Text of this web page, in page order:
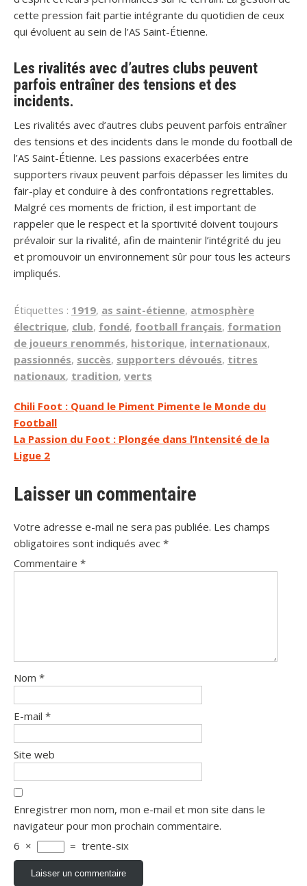
cette pression fait partie intégrante du quotidien de ceux
qui évoluent au sein de l’AS Saint-Étienne.
Les rivalités avec d’autres clubs peuvent
parfois entraîner des tensions et des
incidents.
Les rivalités avec d’autres clubs peuvent parfois entraîner
des tensions et des incidents dans le monde du football de
l’AS Saint-Étienne. Les passions exacerbées entre
supporters rivaux peuvent parfois dépasser les limites du
fair-play et conduire à des confrontations regrettables.
Malgré ces moments de friction, il est important de
rappeler que le respect et la sportivité doivent toujours
prévaloir sur la rivalité, afin de maintenir l’intégrité du jeu
et promouvoir un environnement sûr pour tous les acteurs
impliqués.
Étiquettes : 1919, as saint-étienne, atmosphère
électrique, club, fondé, football français, formation
de joueurs renommés, historique, internationaux,
passionnés, succès, supporters dévoués, titres
nationaux, tradition, verts
Navigation
de
l’article
Chili Foot : Quand le Piment Pimente le Monde du
Football
La Passion du Foot : Plongée dans l’Intensité de la
Ligue 2
Laisser un commentaire
Votre adresse e-mail ne sera pas publiée. Les champs
obligatoires sont indiqués avec *
Commentaire *
Nom *
E-mail *
Site web
Enregistrer mon nom, mon e-mail et mon site dans le
navigateur pour mon prochain commentaire.
6 × = trente-six